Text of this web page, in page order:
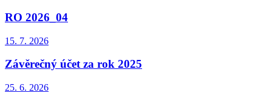
RO 2026_04
15. 7. 2026
Závěrečný účet za rok 2025
25. 6. 2026